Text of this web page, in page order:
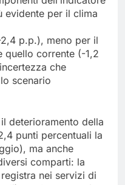
evidente per il clima
p.p.), meno per il
quello corrente (-1,2
che
scenario
deterioramento della
punti percentuali la
ma anche
comparti: la
nei servizi di